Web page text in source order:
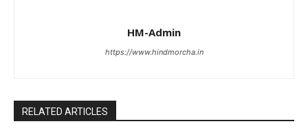
HM-Admin
https://www.hindmorcha.in
RELATED ARTICLES